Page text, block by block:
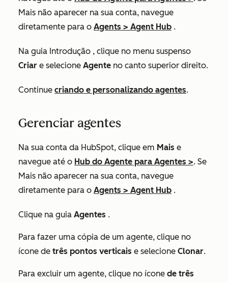
Mais não aparecer na sua conta, navegue
diretamente para o Agents > Agent Hub .
Na guia Introdução , clique no menu suspenso
Criar e selecione Agente no canto superior direito.
Continue criando e personalizando agentes.
Gerenciar agentes
Na sua conta da HubSpot, clique em Mais e
navegue até o Hub do Agente para Agentes >. Se
Mais não aparecer na sua conta, navegue
diretamente para o Agents > Agent Hub .
Clique na guia Agentes .
Para fazer uma cópia de um agente, clique no
ícone de três pontos verticais e selecione Clonar.
Para excluir um agente, clique no ícone de três